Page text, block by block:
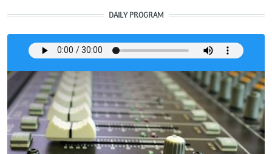
DAILY PROGRAM